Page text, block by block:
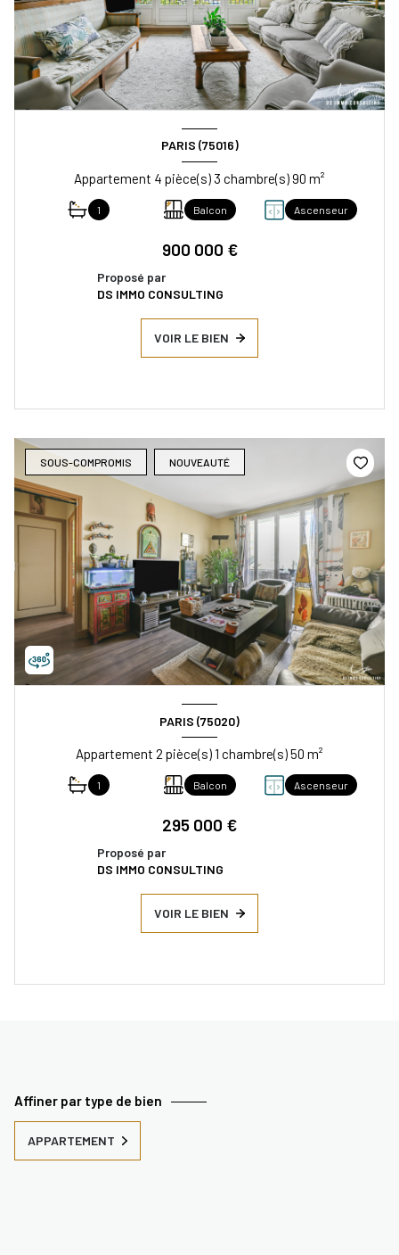
PARIS (75016)
Appartement 4 pièce(s) 3 chambre(s) 90 m²
1 Balcon Ascenseur
900 000 €
Proposé par
DS IMMO CONSULTING
VOIR LE BIEN
SOUS-COMPROMIS NOUVEAUTÉ
PARIS (75020)
Appartement 2 pièce(s) 1 chambre(s) 50 m²
1 Balcon Ascenseur
295 000 €
Proposé par
DS IMMO CONSULTING
VOIR LE BIEN
Affiner par type de bien
APPARTEMENT